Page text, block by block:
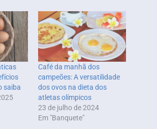
saiba
Café da manhã dos
campeões: A versatilidade
dos ovos na dieta dos
atletas olímpicos
23 de julho de 2024
Em "Banquete"